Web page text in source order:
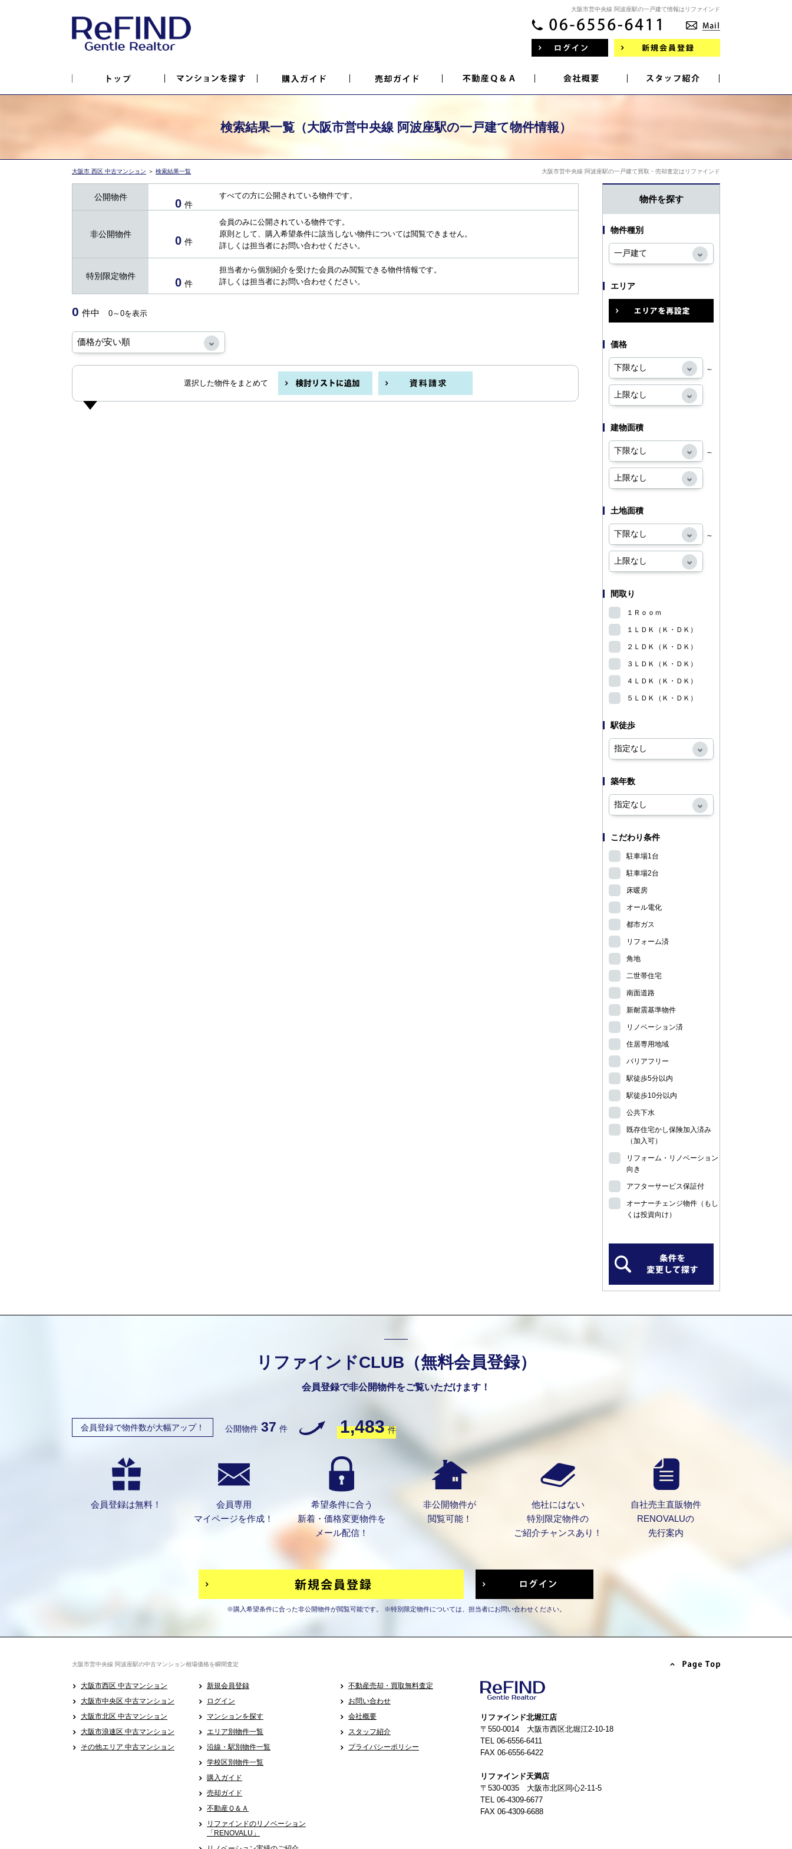
大阪市営中央線 阿波座駅の一戸建て情報はリファインド
検索結果一覧（大阪市営中央線 阿波座駅の一戸建て物件情報）
大阪市 西区 中古マンション ＞ 検索結果一覧 大阪市営中央線 阿波座駅の一戸建て買取・売却査定はリファインド
公開物件 0 件
すべての方に公開されている物件です。
非公開物件 0 件
会員のみに公開されている物件です。
原則として、購入希望条件に該当しない物件については閲覧できません。
詳しくは担当者にお問い合わせください。
特別限定物件 0 件
担当者から個別紹介を受けた会員のみ閲覧できる物件情報です。
詳しくは担当者にお問い合わせください。
0 件中 0～0を表示
選択した物件をまとめて
物件を探す
物件種別
エリア
価格
～
建物面積
～
土地面積
～
間取り
１Ｒｏｏｍ
１ＬＤＫ（Ｋ・ＤＫ）
２ＬＤＫ（Ｋ・ＤＫ）
３ＬＤＫ（Ｋ・ＤＫ）
４ＬＤＫ（Ｋ・ＤＫ）
５ＬＤＫ（Ｋ・ＤＫ）
駅徒歩
築年数
こだわり条件
駐車場1台
駐車場2台
床暖房
オール電化
都市ガス
リフォーム済
角地
二世帯住宅
南面道路
新耐震基準物件
リノベーション済
住居専用地域
バリアフリー
駅徒歩5分以内
駅徒歩10分以内
公共下水
既存住宅かし保険加入済み
（加入可）
リフォーム・リノベーション
向き
アフターサービス保証付
オーナーチェンジ物件（もし
くは投資向け）
リファインドCLUB（無料会員登録）
会員登録で非公開物件をご覧いただけます！
会員登録で物件数が大幅アップ！ 公開物件 37 件 1,483 件
会員登録は無料！
会員専用
マイページを作成！
希望条件に合う
新着・価格変更物件を
メール配信！
非公開物件が
閲覧可能！
他社にはない
特別限定物件の
ご紹介チャンスあり！
自社売主直販物件
RENOVALUの
先行案内
※購入希望条件に合った非公開物件が閲覧可能です。 ※特別限定物件については、担当者にお問い合わせください。
大阪市営中央線 阿波座駅の中古マンション相場価格を瞬間査定
大阪市西区 中古マンション
大阪市中央区 中古マンション
大阪市北区 中古マンション
大阪市浪速区 中古マンション
その他エリア 中古マンション
新規会員登録
ログイン
マンションを探す
エリア別物件一覧
沿線・駅別物件一覧
学校区別物件一覧
購入ガイド
売却ガイド
不動産Ｑ＆Ａ
リファインドのリノベーション
「RENOVALU」
不動産売却・買取無料査定
お問い合わせ
会社概要
スタッフ紹介
プライバシーポリシー
リファインド北堀江店
〒550-0014 大阪市西区北堀江2-10-18
TEL 06-6556-6411
FAX 06-6556-6422
リファインド天満店
〒530-0035 大阪市北区同心2-11-5
TEL 06-4309-6677
FAX 06-4309-6688